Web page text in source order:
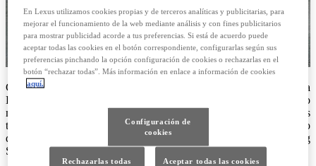
Con el nuevo NX comienza el siguiente capítulo para la marca
Lexus. La nueva generación de este SUV premium de tamaño
medio presenta un nuevo diseño, nuevas motorizaciones, nuevas
tecnologías de conectividad, y seguridad, así como un rendimiento
dinámico completamente mejorado, gracias a Lexus Driving
Signature.
En Lexus utilizamos cookies propias y de terceros analíticas y publicitarias, para
mejorar el funcionamiento de la web mediante análisis y con fines publicitarios
para mostrar publicidad acorde a tus preferencias. Si está de acuerdo puede
aceptar todas las cookies en el botón correspondiente, configurarlas según sus
preferencias pinchando la opción configuración de cookies o rechazarlas en el
botón “rechazar todas”. Más información en enlace a información de cookies
aquí.
Configuración de
cookies
Rechazarlas todas Aceptar todas las cookies